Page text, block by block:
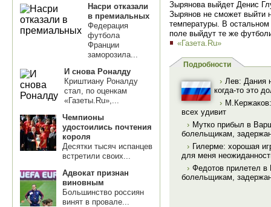
Насри отказали
в премиальных
Федерация
футбола
Франции
заморозила...
И снова Роналду
Криштиану Роналду
стал, по оценкам
«Газеты.Ru»,...
Чемпионы
удостоились почтения
короля
Десятки тысяч испанцев
встретили своих...
Адвокат признан
виновным
Большинство россиян
винят в провале...
Зырянова выйдет Денис
Зырянов не сможет выйти
температуры. В
поле выйдут те же
«Газета.Ru»
Подробности
› Лев: Дания
когда-то это
›
всех удивит
› Мутко прибыл в
болельщикам,
› Гилерме: хорошая
для меня
› Федотов прилетел в
болельщикам,